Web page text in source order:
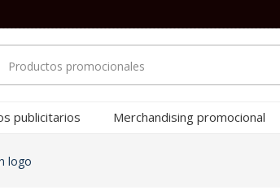
publicitarios Merchandising promocional
logo